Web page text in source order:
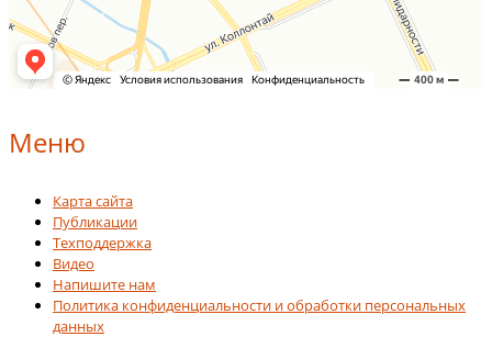
Меню
Карта сайта
Публикации
Техподдержка
Видео
Напишите нам
Политика конфиденциальности и обработки персональных
данных